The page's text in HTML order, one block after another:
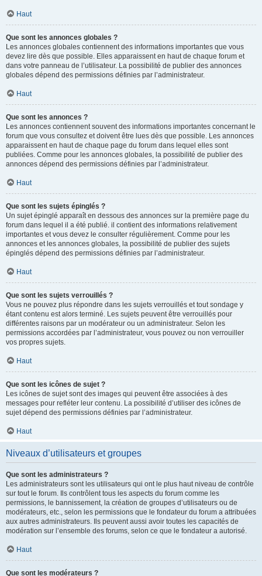
Haut
Que sont les annonces globales ?
Les annonces globales contiennent des informations importantes que vous
devez lire dès que possible. Elles apparaissent en haut de chaque forum et
dans votre panneau de l’utilisateur. La possibilité de publier des annonces
globales dépend des permissions définies par l’administrateur.
Haut
Que sont les annonces ?
Les annonces contiennent souvent des informations importantes concernant le
forum que vous consultez et doivent être lues dès que possible. Les annonces
apparaissent en haut de chaque page du forum dans lequel elles sont
publiées. Comme pour les annonces globales, la possibilité de publier des
annonces dépend des permissions définies par l’administrateur.
Haut
Que sont les sujets épinglés ?
Un sujet épinglé apparaît en dessous des annonces sur la première page du
forum dans lequel il a été publié. il contient des informations relativement
importantes et vous devez le consulter régulièrement. Comme pour les
annonces et les annonces globales, la possibilité de publier des sujets
épinglés dépend des permissions définies par l’administrateur.
Haut
Que sont les sujets verrouillés ?
Vous ne pouvez plus répondre dans les sujets verrouillés et tout sondage y
étant contenu est alors terminé. Les sujets peuvent être verrouillés pour
différentes raisons par un modérateur ou un administrateur. Selon les
permissions accordées par l’administrateur, vous pouvez ou non verrouiller
vos propres sujets.
Haut
Que sont les icônes de sujet ?
Les icônes de sujet sont des images qui peuvent être associées à des
messages pour refléter leur contenu. La possibilité d’utiliser des icônes de
sujet dépend des permissions définies par l’administrateur.
Haut
Niveaux d’utilisateurs et groupes
Que sont les administrateurs ?
Les administrateurs sont les utilisateurs qui ont le plus haut niveau de contrôle
sur tout le forum. Ils contrôlent tous les aspects du forum comme les
permissions, le bannissement, la création de groupes d’utilisateurs ou de
modérateurs, etc., selon les permissions que le fondateur du forum a attribuées
aux autres administrateurs. Ils peuvent aussi avoir toutes les capacités de
modération sur l’ensemble des forums, selon ce que le fondateur a autorisé.
Haut
Que sont les modérateurs ?